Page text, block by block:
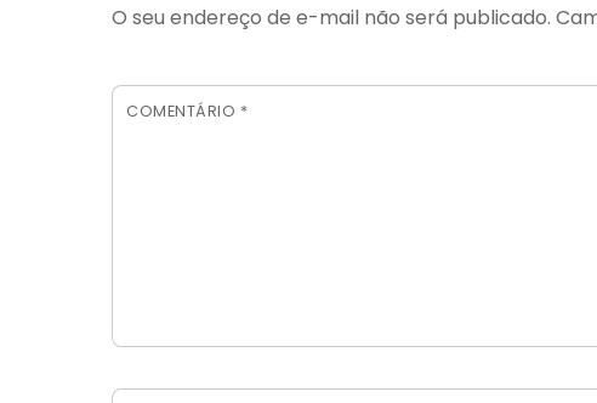
O seu endereço de e-mail não será publicado.
COMENTÁRIO *